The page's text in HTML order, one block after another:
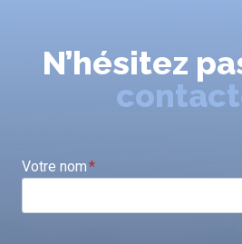
N’hésitez
Votre nom*